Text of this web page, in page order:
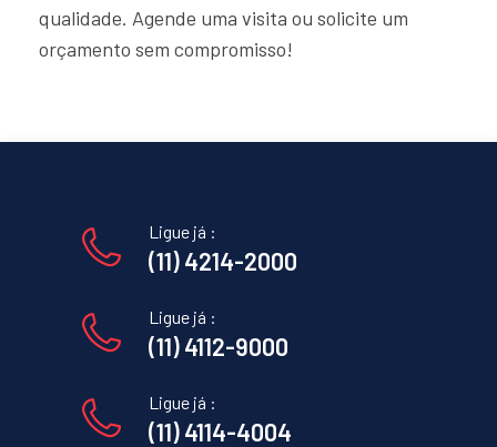
qualidade. Agende uma visita ou solicite um
orçamento sem compromisso!
Ligue já :
(11) 4214-2000
Ligue já :
(11) 4112-9000
Ligue já :
(11) 4114-4004